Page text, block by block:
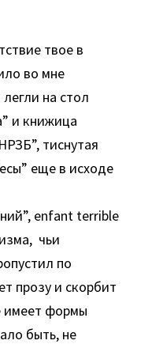
твое в
во мне
на стол
и книжица
тиснутая
еще в исходе
enfant terrible
чьи
по
прозу и скорбит
имеет формы
быть, не